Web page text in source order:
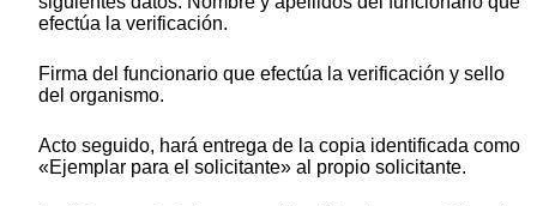
efectúa la verificación.
Firma del funcionario que efectúa la verificación y sello
del organismo.
Acto seguido, hará entrega de la copia identificada como
«Ejemplar para el solicitante» al propio solicitante.